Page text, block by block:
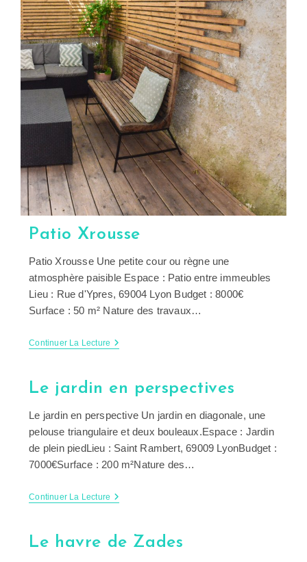
Patio Xrousse
Patio Xrousse Une petite cour ou règne une
atmosphère paisible Espace : Patio entre immeubles
Lieu : Rue d'Ypres, 69004 Lyon Budget : 8000€
Surface : 50 m² Nature des travaux…
Continuer La Lecture Patio
Le jardin en perspectives
Le jardin en perspective Un jardin en diagonale, une
pelouse triangulaire et deux bouleaux.Espace : Jardin
de plein piedLieu : Saint Rambert, 69009 LyonBudget :
7000€Surface : 200 m²Nature des…
Continuer La Lecture Le
Le havre de Zades